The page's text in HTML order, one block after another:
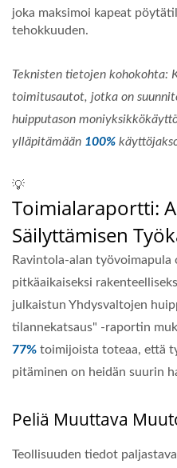
joka maksimoi kapeat
tehokkuuden.
Teknisten tietojen kohokohta:
toimitusautot, jotka on
huipputason
ylläpitämään 100%
💡
Toimialaraportti:
Säilyttämisen
Ravintola-alan
pitkäaikaiseksi
julkaistun Yhdysvaltojen
tilannekatsaus" -raportin
77% toimijoista toteaa, että
pitäminen on heidän suurin
Peliä Muuttava
Teollisuuden tiedot